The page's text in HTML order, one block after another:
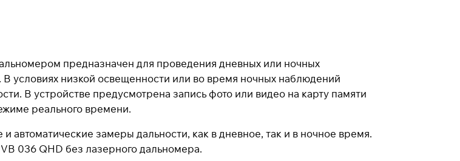
предназначен для проведения дневных или ночных
условиях низкой освещенности или во время ночных наблюдений
В устройстве предусмотрена запись фото или видео на карту памяти
реального времени.
замеры дальности, как в дневное, так и в ночное время.
036 QHD без лазерного дальномера.